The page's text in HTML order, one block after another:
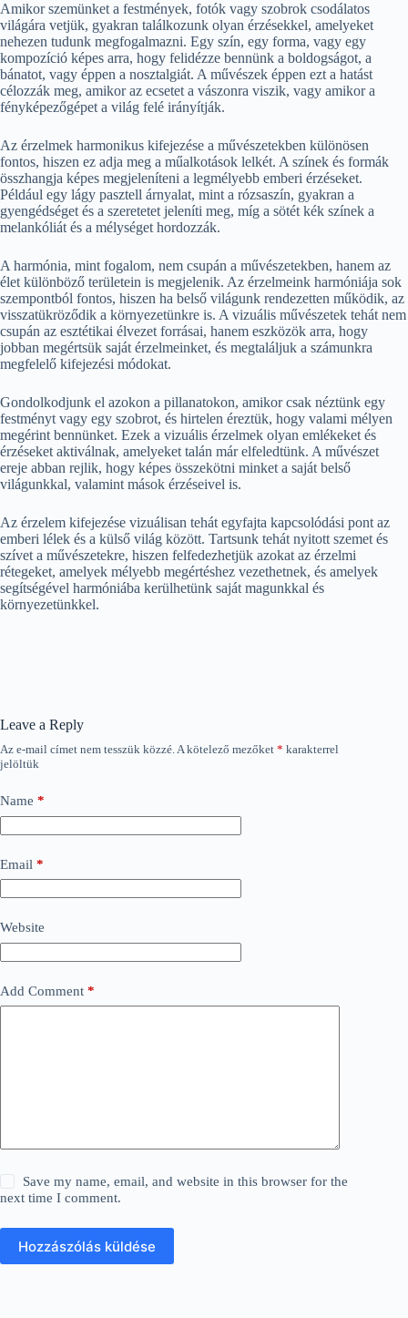
Amikor szemünket a festmények, fotók vagy szobrok csodálatos
világára vetjük, gyakran találkozunk olyan érzésekkel, amelyeket
nehezen tudunk megfogalmazni. Egy szín, egy forma, vagy egy
kompozíció képes arra, hogy felidézze bennünk a boldogságot, a
bánatot, vagy éppen a nosztalgiát. A művészek éppen ezt a hatást
célozzák meg, amikor az ecsetet a vászonra viszik, vagy amikor a
fényképezőgépet a világ felé irányítják.
Az érzelmek harmonikus kifejezése a művészetekben különösen
fontos, hiszen ez adja meg a műalkotások lelkét. A színek és formák
összhangja képes megjeleníteni a legmélyebb emberi érzéseket.
Például egy lágy pasztell árnyalat, mint a rózsaszín, gyakran a
gyengédséget és a szeretetet jeleníti meg, míg a sötét kék színek a
melankóliát és a mélységet hordozzák.
A harmónia, mint fogalom, nem csupán a művészetekben, hanem az
élet különböző területein is megjelenik. Az érzelmeink harmóniája sok
szempontból fontos, hiszen ha belső világunk rendezetten működik, az
visszatükröződik a környezetünkre is. A vizuális művészetek tehát nem
csupán az esztétikai élvezet forrásai, hanem eszközök arra, hogy
jobban megértsük saját érzelmeinket, és megtaláljuk a számunkra
megfelelő kifejezési módokat.
Gondolkodjunk el azokon a pillanatokon, amikor csak néztünk egy
festményt vagy egy szobrot, és hirtelen éreztük, hogy valami mélyen
megérint bennünket. Ezek a vizuális érzelmek olyan emlékeket és
érzéseket aktiválnak, amelyeket talán már elfeledtünk. A művészet
ereje abban rejlik, hogy képes összekötni minket a saját belső
világunkkal, valamint mások érzéseivel is.
Az érzelem kifejezése vizuálisan tehát egyfajta kapcsolódási pont az
emberi lélek és a külső világ között. Tartsunk tehát nyitott szemet és
szívet a művészetekre, hiszen felfedezhetjük azokat az érzelmi
rétegeket, amelyek mélyebb megértéshez vezethetnek, és amelyek
segítségével harmóniába kerülhetünk saját magunkkal és
környezetünkkel.
Leave a Reply
Az e-mail címet nem tesszük közzé.A kötelező mezőket * karakterrel
jelöltük
Name *
Email *
Website
Add Comment *
Save my name, email, and website in this browser for the
next time I comment.
Hozzászólás küldése